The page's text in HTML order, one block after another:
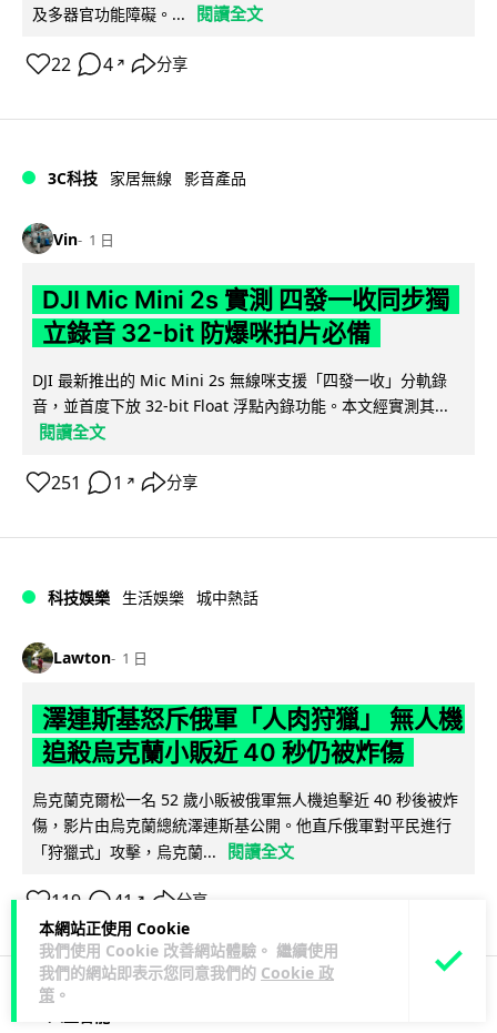
本網站正使用 Cookie
我們使用 Cookie 改善網站體驗。 繼續使用
我們的網站即表示您同意我們的 Cookie 政
策 。
及多器官功能障礙。...
閱讀全文
22 4 ↗ 分享
3C科技 家居無線 影音產品
Vin 1 日
DJI Mic Mini 2s 實測 四發一收同步獨
立錄音 32-bit 防爆咪拍片必備
DJI 最新推出的 Mic Mini 2s 無線咪支援「四發一收」分軌錄
音，並首度下放 32-bit Float 浮點內錄功能。本文經實測其...
閱讀全文
251 1 ↗ 分享
科技娛樂 生活娛樂 城中熱話
Lawton 1 日
澤連斯基怒斥俄軍「人肉狩獵」 無人機
追殺烏克蘭小販近 40 秒仍被炸傷
烏克蘭克爾松一名 52 歲小販被俄軍無人機追擊近 40 秒後被炸
傷，影片由烏克蘭總統澤連斯基公開。他直斥俄軍對平民進行
「狩獵式」攻擊，烏克蘭...
閱讀全文
119 41 ↗ 分享